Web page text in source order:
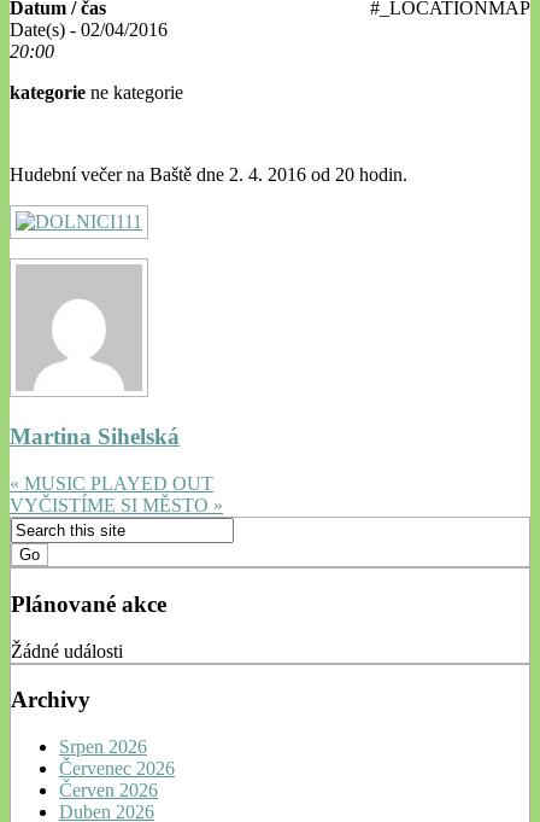
#_LOCATIONMAP
Datum / čas
Date(s) - 02/04/2016
20:00
kategorie ne kategorie
Hudební večer na Baště dne 2. 4. 2016 od 20 hodin.
Martina Sihelská
« MUSIC PLAYED OUT
VYČISTÍME SI MĚSTO »
Plánované akce
Žádné události
Archivy
Srpen 2026
Červenec 2026
Červen 2026
Duben 2026